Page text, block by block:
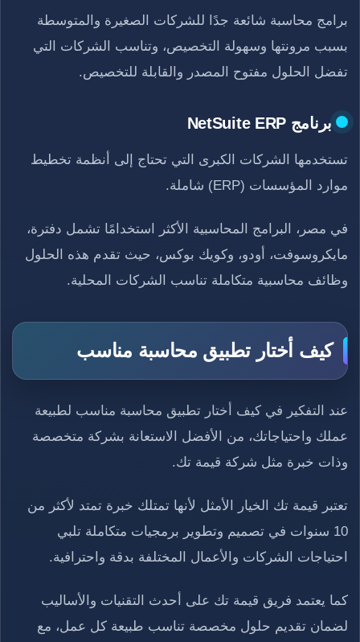
برامج محاسبة شائعة جدًا للشركات الصغيرة والمتوسطة
بسبب مرونتها وسهولة التخصيص، وتناسب الشركات التي
تفضل الحلول مفتوح المصدر والقابلة للتخصيص.
برنامج NetSuite ERP
تستخدمها الشركات الكبرى التي تحتاج إلى أنظمة تخطيط
موارد المؤسسات (ERP) شاملة.
في مصر، البرامج المحاسبية الأكثر استخدامًا تشمل دفترة،
مايكروسوفت، أودو، وكويك بوكس، حيث تقدم هذه الحلول
وظائف محاسبية متكاملة تناسب الشركات المحلية.
كيف أختار تطبيق محاسبة مناسب
عند التفكير في كيف أختار تطبيق محاسبة مناسب لطبيعة
عملك واحتياجاتك، من الأفضل الاستعانة بشركة متخصصة
وذات خبرة مثل شركة قيمة تك.
تعتبر قيمة تك الخيار الأمثل لأنها تمتلك خبرة تمتد لأكثر من
10 سنوات في تصميم وتطوير برمجيات متكاملة تلبي
احتياجات الشركات والأعمال المختلفة بدقة واحترافية.
كما يعتمد فريق قيمة تك على أحدث التقنيات والأساليب
لضمان تقديم حلول مخصصة تناسب طبيعة كل عمل، مع